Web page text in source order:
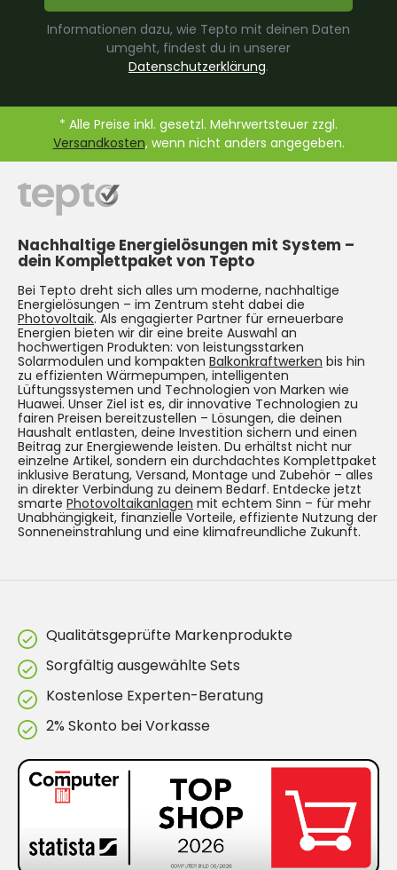
Informationen dazu, wie Tepto mit deinen Daten
umgeht, findest du in unserer
Datenschutzerklärung.
* Alle Preise inkl. gesetzl. Mehrwertsteuer zzgl.
Versandkosten, wenn nicht anders angegeben.
Nachhaltige Energielösungen mit System –
dein Komplettpaket von Tepto
Bei Tepto dreht sich alles um moderne, nachhaltige
Energielösungen – im Zentrum steht dabei die
Photovoltaik. Als engagierter Partner für erneuerbare
Energien bieten wir dir eine breite Auswahl an
hochwertigen Produkten: von leistungsstarken
Solarmodulen und kompakten Balkonkraftwerken bis hin
zu effizienten Wärmepumpen, intelligenten
Lüftungssystemen und Technologien von Marken wie
Huawei. Unser Ziel ist es, dir innovative Technologien zu
fairen Preisen bereitzustellen – Lösungen, die deinen
Haushalt entlasten, deine Investition sichern und einen
Beitrag zur Energiewende leisten. Du erhältst nicht nur
einzelne Artikel, sondern ein durchdachtes Komplettpaket
inklusive Beratung, Versand, Montage und Zubehör – alles
in direkter Verbindung zu deinem Bedarf. Entdecke jetzt
smarte Photovoltaikanlagen mit echtem Sinn – für mehr
Unabhängigkeit, finanzielle Vorteile, effiziente Nutzung der
Sonneneinstrahlung und eine klimafreundliche Zukunft.
Qualitätsgeprüfte Markenprodukte
Sorgfältig ausgewählte Sets
Kostenlose Experten-Beratung
2% Skonto bei Vorkasse